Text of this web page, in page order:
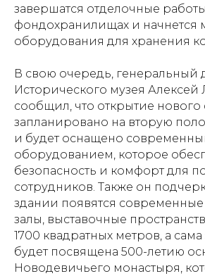
завершатся отделочные
фондохранилищах и начнется
оборудования для хранения
В свою очередь, генеральный
Исторического музея Алексей
сообщил, что открытие
запланировано на вторую
и будет оснащено
оборудованием, которое
безопасность и комфорт для
сотрудников. Также он
здании появятся
залы, выставочные
1700 квадратных метров, а
будет посвящена 500-летию
Новодевичьего монастыря,